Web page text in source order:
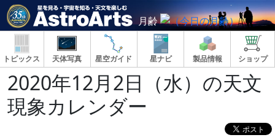
月齢
トピックス 天体写真 星空ガイド 星ナビ 製品情報 ショップ
2020年12月2日（水）の天文
現象カレンダー